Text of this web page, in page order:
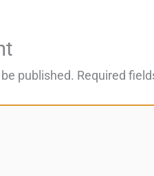
published. Required